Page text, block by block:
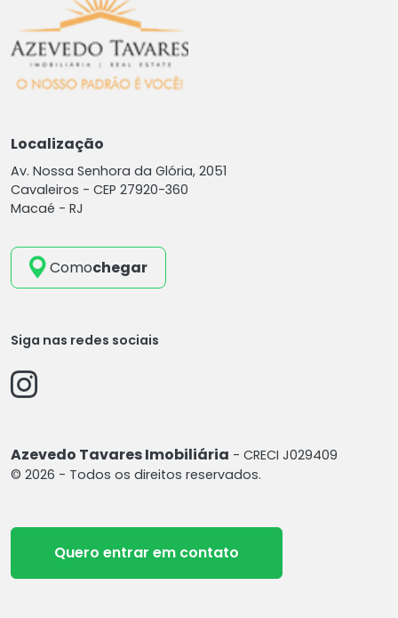
Localização
Av. Nossa Senhora da Glória, 2051
Cavaleiros - CEP 27920-360
Macaé - RJ
Comochegar
Siga nas redes sociais
Azevedo Tavares Imobiliária - CRECI J029409
© 2026 - Todos os direitos reservados.
Quero entrar em contato